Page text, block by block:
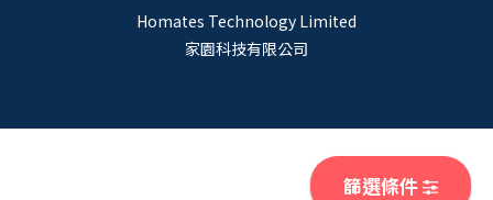
篩選條件
Homates Technology Limited
家園科技有限公司